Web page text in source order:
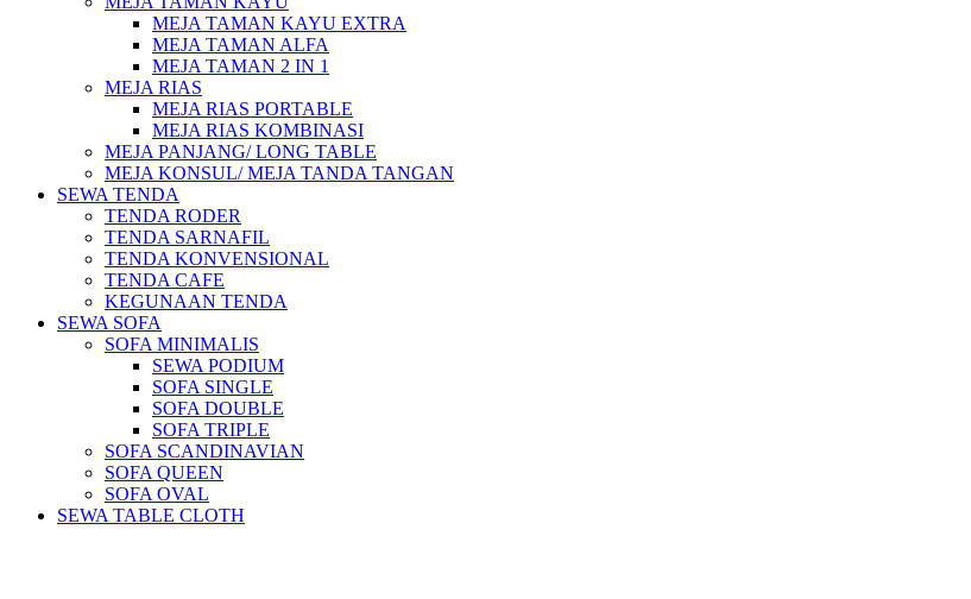
MEJA TAMAN KAYU EXTRA
MEJA TAMAN ALFA
MEJA TAMAN 2 IN 1
MEJA RIAS
MEJA RIAS PORTABLE
MEJA RIAS KOMBINASI
MEJA PANJANG/ LONG TABLE
MEJA KONSUL/ MEJA TANDA TANGAN
SEWA TENDA
TENDA RODER
TENDA SARNAFIL
TENDA KONVENSIONAL
TENDA CAFE
KEGUNAAN TENDA
SEWA SOFA
SOFA MINIMALIS
SEWA PODIUM
SOFA SINGLE
SOFA DOUBLE
SOFA TRIPLE
SOFA SCANDINAVIAN
SOFA QUEEN
SOFA OVAL
SEWA TABLE CLOTH